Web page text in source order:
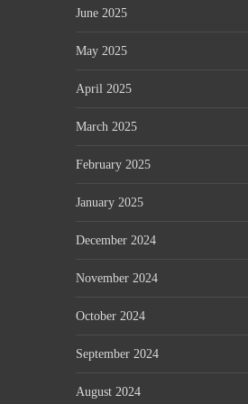
June 2025
May 2025
April 2025
March 2025
February 2025
January 2025
December 2024
November 2024
October 2024
September 2024
August 2024